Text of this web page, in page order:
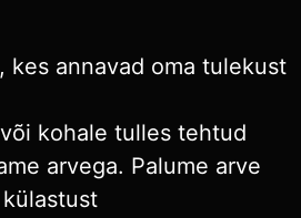
kes annavad oma tulekust
kohale tulles tehtud
arvega. Palume arve